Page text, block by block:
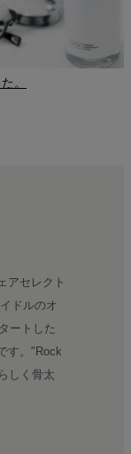
。
アセレクト
ドルのオ
ートした
す。"Rock
しく骨太